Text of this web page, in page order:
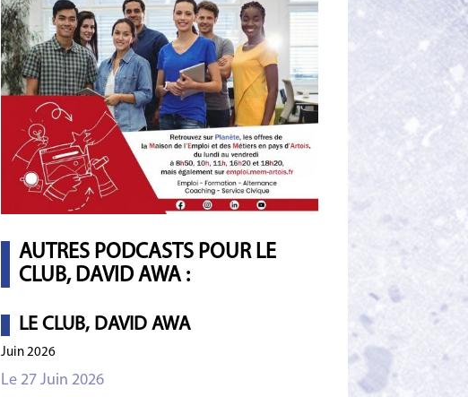
AUTRES PODCASTS POUR LE
CLUB, DAVID AWA :
LE CLUB, DAVID AWA
Juin 2026
Le 27 Juin 2026